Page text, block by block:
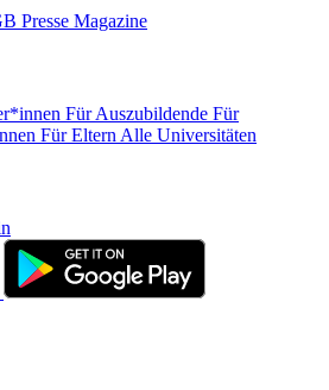
Presse Magazine
Für Auszubildende Für
Für Eltern Alle Universitäten